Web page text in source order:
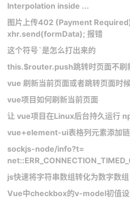
Interpolation inside ...
图片上传402 (Payment
xhr.send(formData); 报错
这个符号`是怎么打出来的
this.$router.push跳转时页面不刷
vue 刷新当前页面或者跳转页面时
vue项目如何刷新当前页面
让 vue项目在Linux后台持久运行
vue+element-ui表格列元素添加
sockjs-node/info?t=
js快速将字符串数组转化为数字数组
Vue中checkbox的v-model初值设